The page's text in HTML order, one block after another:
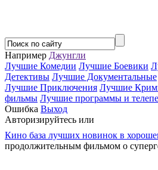
Например Джунгли
Лучшие Комедии Лучшие Боевики
Детективы Лучшие Документальные
Лучшие Приключения Лучшие
фильмы Лучшие программы и
Ошибка Выход
Авторизируйтесь или
Зарегистрируйтесь...
Кино база лучших новинок в
продолжительным фильмом о